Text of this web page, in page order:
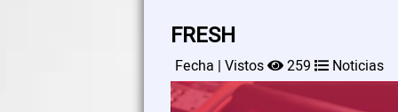
FRESH
Fecha | Vistos 259 Noticias